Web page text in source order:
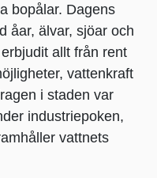
bopålar. Dagens
åar, älvar, sjöar och
allt från rent
vattenkraft
i staden var
industriepoken,
vattnets